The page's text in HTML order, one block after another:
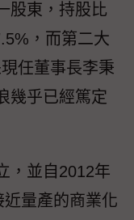
股東，持股比
，而第二大
任董事長李秉
幾乎已經篤定
，並自2012年
量產的商業化